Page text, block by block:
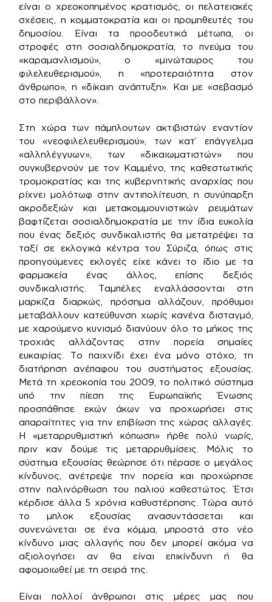
είναι ο χρεοκοπημένος κρατισμός, οι πελατειακές
σχέσεις, η κομματοκρατία και οι προμηθευτές του
δημοσίου. Είναι τα προοδευτικά μέτωπα, οι
στροφές στη σοσιαλδημοκρατία, το πνεύμα του
«καραμανλισμού», ο «μινώταυρος του
φιλελευθερισμού», η «προτεραιότητα στον
άνθρωπο», η «δίκαιη ανάπτυξη». Και με «σεβασμό
στο περιβάλλον».
Στη χώρα των πάμπλουτων ακτιβιστών εναντίον
του «νεοφιλελευθερισμού», των κατ’ επάγγελμα
«αλληλέγγυων», των «δικαιωματιστών» που
συγκυβερνούν με τον Καμμένο, της καθεστωτικής
τρομοκρατίας και της κυβερνητικής αναρχίας που
ρίχνει μολότωφ στην αντιπολίτευση, η συνύπαρξη
ακροδεξιών και μετακομμουνιστικών ρευμάτων
βαφτίζεται σοσιαλδημοκρατία με την ίδια ευκολία
που ένας δεξιός συνδικαλιστής θα μετατρέψει τα
ταξί σε εκλογικά κέντρα του Σύριζα, όπως στις
προηγούμενες εκλογές είχε κάνει το ίδιο με τα
φαρμακεία ένας άλλος, επίσης δεξιός
συνδικαλιστής. Ταμπέλες εναλλάσσονται στη
μαρκίζα διαρκώς, πρόσημα αλλάζουν, πρόθυμοι
μεταβάλλουν κατεύθυνση χωρίς κανένα δισταγμό,
με χαρούμενο κυνισμό διανύουν όλο το μήκος της
τροχιάς αλλάζοντας στην πορεία σημαίες
ευκαιρίας. Το παιχνίδι έχει ένα μόνο στόχο, τη
διατήρηση ανέπαφου του συστήματος εξουσίας.
Μετά τη χρεοκοπία του 2009, το πολιτικό σύστημα
υπό την πίεση της Ευρωπαϊκής Ένωσης
προσπάθησε εκών άκων να προχωρήσει στις
απαραίτητες για την επιβίωση της χώρας αλλαγές.
Η «μεταρρυθμιστική κόπωση» ήρθε πολύ νωρίς,
πριν καν δούμε τις μεταρρυθμίσεις. Μόλις το
σύστημα εξουσίας θεώρησε ότι πέρασε ο μεγάλος
κίνδυνος, ανέτρεψε την πορεία και προχώρησε
στην παλινόρθωση του παλιού καθεστώτος. Έτσι
κέρδισε άλλα 5 χρόνια καθυστέρησης. Τώρα αυτό
το μπλοκ εξουσίας ανασυντάσσεται και
συνενώνεται σε ένα κόμμα, μπροστά στο νέο
κίνδυνο μιας αλλαγής που δεν μπορεί ακόμα να
αξιολογήσει αν θα είναι επικίνδυνη ή θα
αφομοιωθεί με τη σειρά της.
Είναι πολλοί άνθρωποι στις μέρες μας που